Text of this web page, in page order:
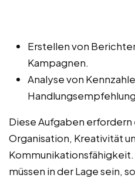
Erstellen von
Kampagnen.
Analyse von
Diese Aufgaben erfordern
Organisation, Kreativität
müssen in der Lage sein,